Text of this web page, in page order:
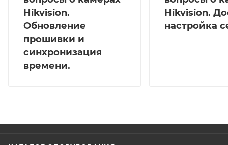
Hikvision.
Обновление
прошивки и
синхронизация
времени.
Hikvision.
настройка